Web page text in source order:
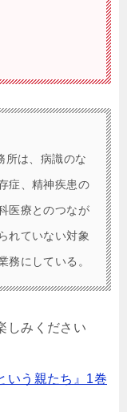
所は、病識のな
症、精神疾患の
医療とのつなが
れていない対象
務にしている。
しみください
いう親たち』1巻